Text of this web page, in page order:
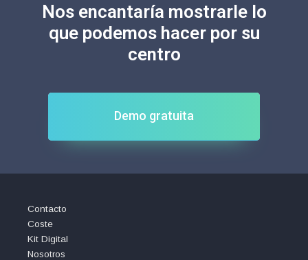
Nos encantaría mostrarle lo
que podemos hacer por su
centro
Demo gratuita
Contacto
Coste
Kit Digital
Nosotros